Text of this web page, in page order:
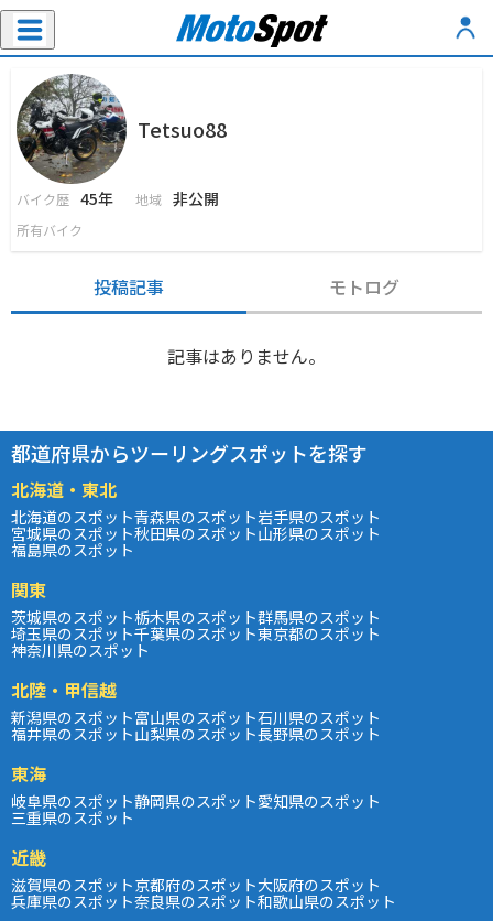
Tetsuo88
バイク歴 45年 地域 非公開
所有バイク
投稿記事 モトログ
記事はありません。
都道府県からツーリングスポットを探す
北海道・東北
北海道のスポット青森県のスポット岩手県のスポット
宮城県のスポット秋田県のスポット山形県のスポット
福島県のスポット
関東
茨城県のスポット栃木県のスポット群馬県のスポット
埼玉県のスポット千葉県のスポット東京都のスポット
神奈川県のスポット
北陸・甲信越
新潟県のスポット富山県のスポット石川県のスポット
福井県のスポット山梨県のスポット長野県のスポット
東海
岐阜県のスポット静岡県のスポット愛知県のスポット
三重県のスポット
近畿
滋賀県のスポット京都府のスポット大阪府のスポット
兵庫県のスポット奈良県のスポット和歌山県のスポット